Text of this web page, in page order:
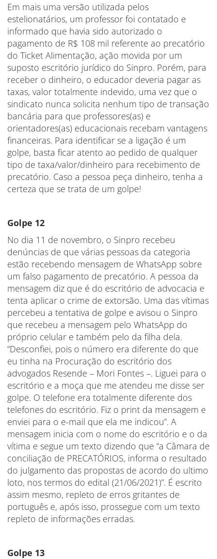
Em mais uma versão utilizada pelos
estelionatários, um professor foi contatado e
informado que havia sido autorizado o
pagamento de R$ 108 mil referente ao precatório
do Ticket Alimentação, ação movida por um
suposto escritório jurídico do Sinpro. Porém, para
receber o dinheiro, o educador deveria pagar as
taxas, valor totalmente indevido, uma vez que o
sindicato nunca solicita nenhum tipo de transação
bancária para que professores(as) e
orientadores(as) educacionais recebam vantagens
financeiras. Para identificar se a ligação é um
golpe, basta ficar atento ao pedido de qualquer
tipo de taxa/valor/dinheiro para recebimento de
precatório. Caso a pessoa peça dinheiro, tenha a
certeza que se trata de um golpe!
Golpe 12
No dia 11 de novembro, o Sinpro recebeu
denúncias de que várias pessoas da categoria
estão recebendo mensagem de WhatsApp sobre
um falso pagamento de precatório. A pessoa da
mensagem diz que é do escritório de advocacia e
tenta aplicar o crime de extorsão. Uma das vítimas
percebeu a tentativa de golpe e avisou o Sinpro
que recebeu a mensagem pelo WhatsApp do
próprio celular e também pelo da filha dela.
“Desconfiei, pois o número era diferente do que
eu tinha na Procuração do escritório dos
advogados Resende – Mori Fontes –. Liguei para o
escritório e a moça que me atendeu me disse ser
golpe. O telefone era totalmente diferente dos
telefones do escritório. Fiz o print da mensagem e
enviei para o e-mail que ela me indicou”. A
mensagem inicia com o nome do escritório e o da
vítima e segue um texto dizendo que “a Câmara de
conciliação de PRECATÓRIOS, informa o resultado
do julgamento das propostas de acordo do ultimo
loto, nos termos do edital (21/06/2021)”. É escrito
assim mesmo, repleto de erros gritantes de
português e, após isso, prossegue com um texto
repleto de informações erradas.
Golpe 13